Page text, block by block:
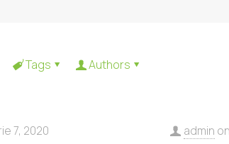
Tags Authors
7, 2020 admin on